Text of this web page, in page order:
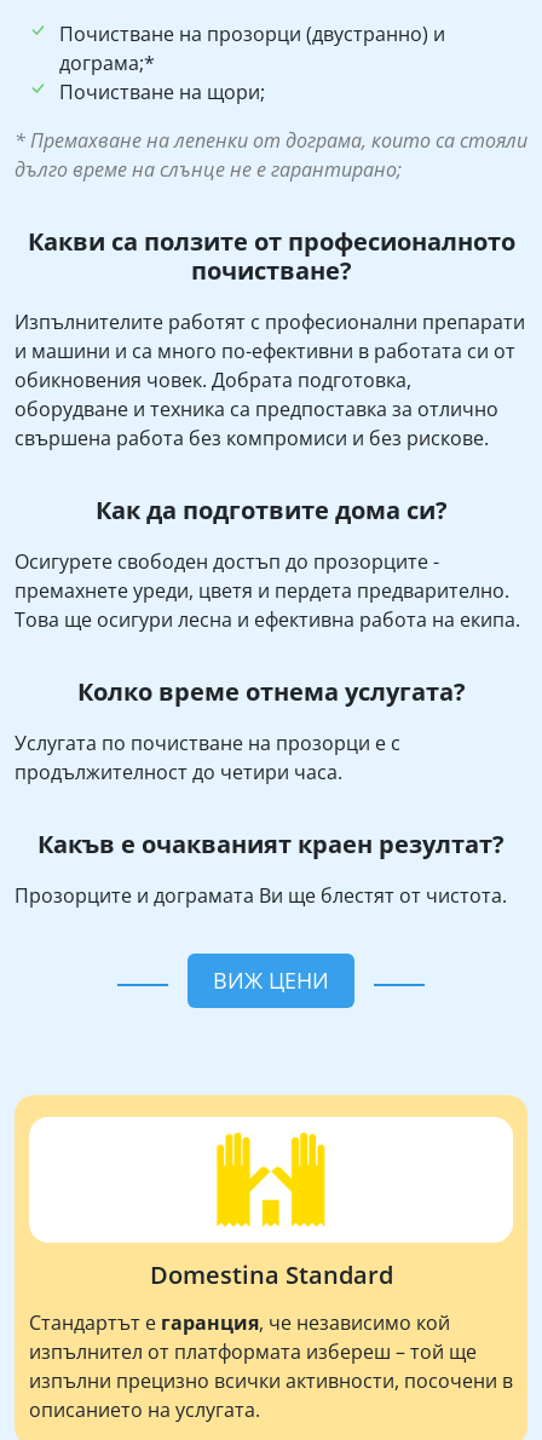
Почистване на прозорци (двустранно) и
дограма;*
Почистване на щори;
* Премахване на лепенки от дограма, които са стояли
дълго време на слънце не е гарантирано;
Какви са ползите от професионалното
почистване?
Изпълнителите работят с професионални препарати
и машини и са много по-ефективни в работата си от
обикновения човек. Добрата подготовка,
оборудване и техника са предпоставка за отлично
свършена работа без компромиси и без рискове.
Как да подготвите дома си?
Осигурете свободен достъп до прозорците -
премахнете уреди, цветя и пердета предварително.
Това ще осигури лесна и ефективна работа на екипа.
Колко време отнема услугата?
Услугата по почистване на прозорци е с
продължителност до четири часа.
Какъв е очакваният краен резултат?
Прозорците и дограмата Ви ще блестят от чистота.
ВИЖ ЦЕНИ
Domestina Standard
Стандартът е гаранция, че независимо кой
изпълнител от платформата избереш – той ще
изпълни прецизно всички активности, посочени в
описанието на услугата.